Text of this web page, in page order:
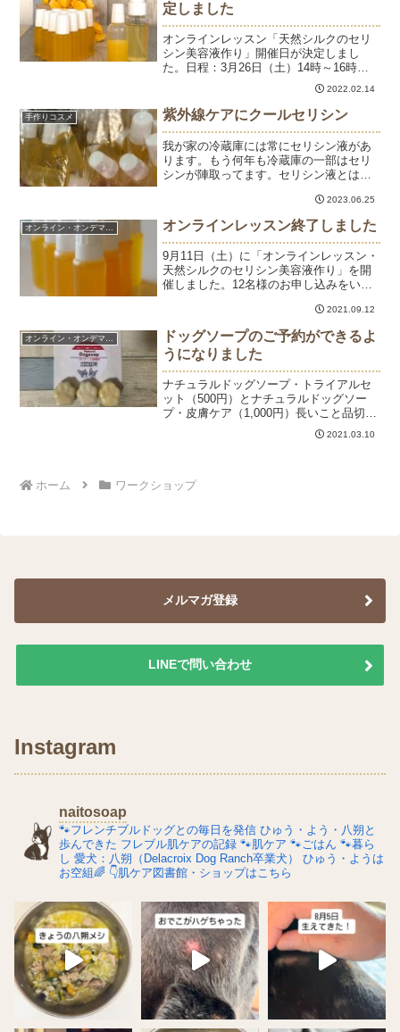
定しました
オンラインレッスン「天然シルクのセリ
シン美容液作り」開催日が決定しまし
た。日程：3月26日（土）14時～16時料
金：6,000円内容： セリシン液の成分と
肌への効果 普通のお鍋で黄金繭からセリ
シン液を抽出する方法NEW! 圧力鍋で少
量を抽出...
2022.02.14
手作りコスメ 紫外線ケアにクールセリシン
我が家の冷蔵庫には常にセリシン液があ
ります。もう何年も冷蔵庫の一部はセリ
シンが陣取ってます。セリシン液とは、
ル状の美容液です。おうちで簡単に作れ
て、殺菌処理をしているので未開栓の状
態で6ヶ月以上保存ができ...
2023.06.25
オンライン・オンデマンド オンラインレッスン終了しました
9月11日（土）に「オンラインレッスン・
天然シルクのセリシン美容液作り」を開
催しました。12名様のお申し込みをいた
今回もスペシャル企画となりました。原
先生、ご参加くださった皆様、ありがと
うございました。...
2021.09.12
ドッグソープのご予約ができるよ
うになりました
ナチュラルドッグソープ・トライアルセ
ット（500円）とナチュラルドッグソー
プ・皮膚ケア（1,000円）長いこと品切れ
中となっており、申し訳ございません。
現在仕込み中で、第1弾は今月末にできあ
2021.03.10
ホーム ワークショップ
メルマガ登録
LINEで問い合わせ
Instagram
naitosoap
🐾フレンチブルドッグとの毎日を発信 ひゅう・よう・八朔と
歩んできた フレブル肌ケアの記録 🐾肌ケア 🐾ごはん 🐾暮ら
し 愛犬：八朔（Delacroix Dog Ranch卒業犬）
ひゅう・ようは
お空組🌈 👇肌ケア図書館・ショップはこちら